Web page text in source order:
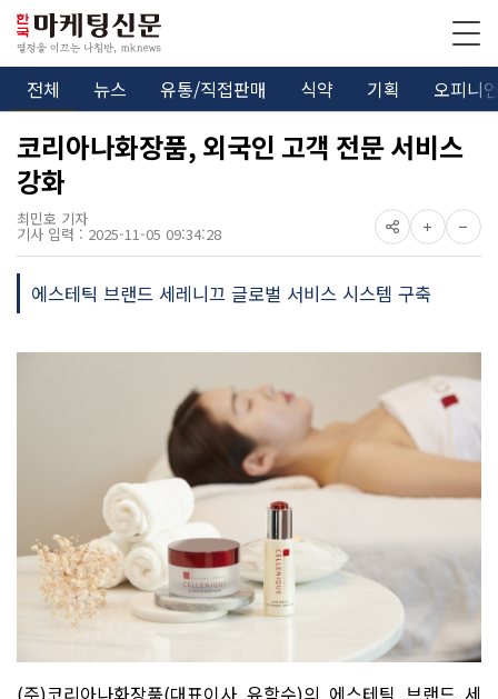
전체 뉴스 유통/직접판매 식약 기획 오피니
코리아나화장품, 외국인 고객 전문 서비스
강화
최민호 기자
기사 입력 : 2025-11-05 09:34:28
에스테틱 브랜드 세레니끄 글로벌 서비스 시스템 구축
(주)코리아나화장품(대표이사 유학수)의 에스테틱 브랜드 세